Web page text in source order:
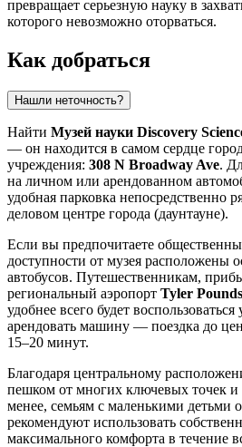
превращает серьезную науку в
которого невозможно оторваться.
Как добраться
Нашли неточность?
Найти Музей науки Discovery
— он находится в самом сердце
учреждения: 308 N Broadway Ave.
на личном или арендованном
удобная парковка непосредственно
деловом центре города (даунтауне).
Если вы предпочитаете
доступности от музея расположены
автобусов. Путешественникам,
региональный аэропорт Tyler
удобнее всего будет
арендовать машину — поездка до
15–20 минут.
Благодаря центральному
пешком от многих ключевых точек и
менее, семьям с маленькими детьми
рекомендуют использовать
максимального комфорта в течение